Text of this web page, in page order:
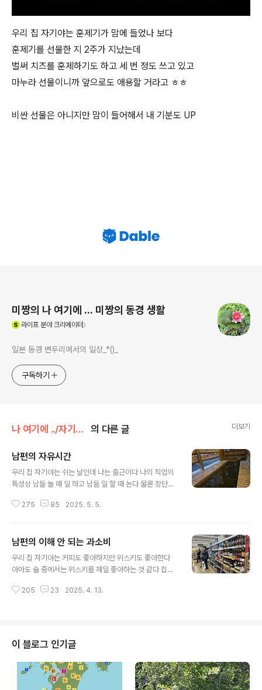
우리 집 자기야는 훈제기가 맘에 들었나 보다
훈제기를 선물한 지 2주가 지났는데
벌써 치즈를 훈제하기도 하고 세 번 정도 쓰고 있고
마누라 선물이니까 앞으로도 애용할 거라고 ㅎㅎ
비싼 선물은 아니지만 맘이 들어해서 내 기분도 UP
미짱의 나 여기에 ... 미짱의 동경 생활
라이프분야 크리에이터
일본 동경 변두리에서의 일상_*()_
구독하기
나 여기에 ../자기야 이야기 의 다른 글 더보기
남편의 자유시간
우리 집 자기야는 쉬는 날인데 나는 출근이다 나의 직업의
특성상 남들 놀 때 일 하고 남들 일 할 때 논다 물론 장단점
사람이 적어서 붐비지 않고 여유로운 시간을 보낼 수 있는
이 있으면 미리 우리 집 자기야랑 노는 날을 맞추면 되니까
단점이라 하기엔 장점이 더 많은 편이다 남들 일 할 때 노니
까 ( 그 말인즉 우리 집 자기야도 일한다는 ) 나 홀로 차박
우리 집 자기야랑 둘이서 함께 간 건 30% 정도고 나 홀로
275 85 2025. 5. 5.
남편의 이해 안 되는 과소비
우리 집 자기야는 커피도 좋아하지만 위스키도 좋아한다
아마도 술 중에서는 위스키를 제일 좋아하는 것 같다 집에
시작해서 두병 세병 늘어나더니 이제는 우리 집에 꽤 많은
기 전에 미리 좀 사다 두겠다면서 주류 전문점에 들리자고
해서 같이 들렸었다신중하게 위스키를 보고 있는 중!얼마
나 많이 살 작정인지 쇼핑 카트에 장바구니를 2개나 세팅
하고 둘러보고 있다 여기서 내가 기가 탁 막힘.슈퍼도 아니
고 주류 전문점에서 장바구니 2개라니작정하고 왔는지 막
205 23 2025. 4. 13.
이 블로그 인기글